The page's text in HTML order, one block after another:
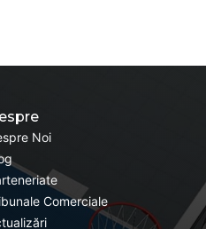
Noi
Comerciale